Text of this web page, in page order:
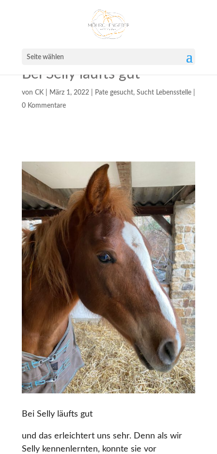
Seite wählen
Bei Selly läufts gut
von CK| März 1, 2022| Pate gesucht, Sucht Lebensstelle|
0 Kommentare
Bei Selly läufts gut
und das erleichtert uns sehr. Denn als wir
Selly kennenlernten, konnte sie vor